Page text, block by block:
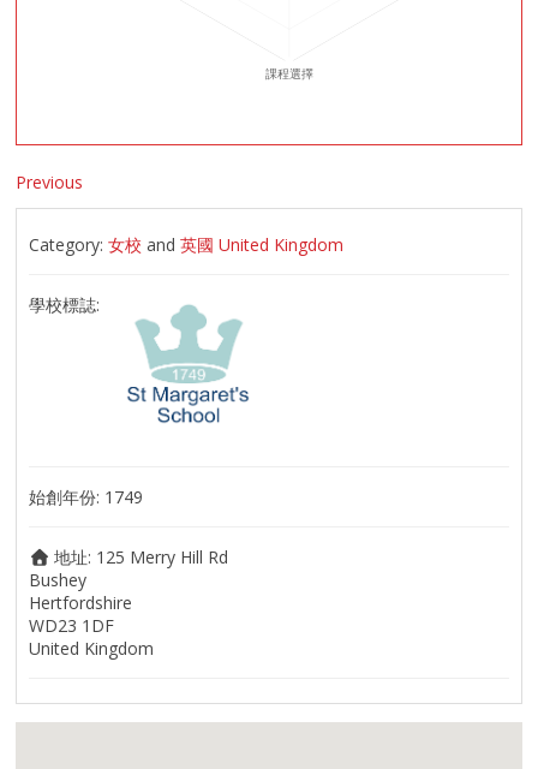
Previous
Category:女校 and英國 United Kingdom
學校標誌:
始創年份: 1749
地址: 125 Merry Hill Rd
Bushey
Hertfordshire
WD23 1DF
United Kingdom